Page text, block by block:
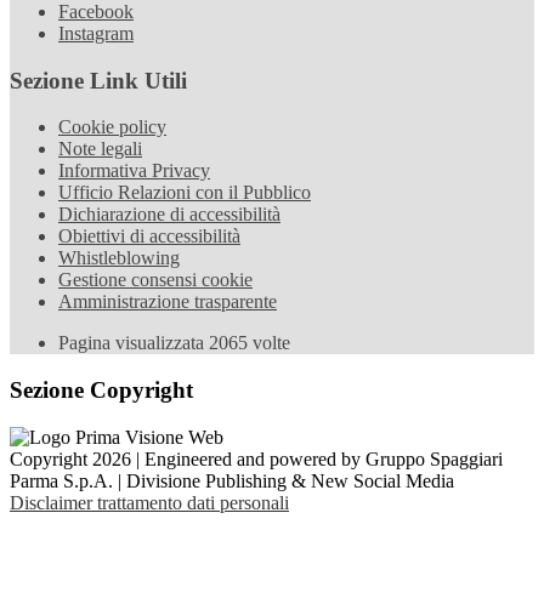
Facebook
Instagram
Sezione Link Utili
Cookie policy
Note legali
Informativa Privacy
Ufficio Relazioni con il Pubblico
Dichiarazione di accessibilità
Obiettivi di accessibilità
Whistleblowing
Gestione consensi cookie
Amministrazione trasparente
Pagina visualizzata 2065 volte
Sezione Copyright
Copyright 2026 | Engineered and powered by Gruppo Spaggiari
Parma S.p.A. | Divisione Publishing & New Social Media
Disclaimer trattamento dati personali